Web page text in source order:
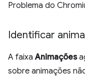
Problema do
Identificar
A faixaAnimações
sobre animações